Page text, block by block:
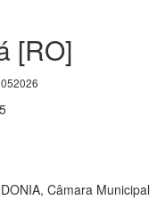
[RO]
Câmara Municipal